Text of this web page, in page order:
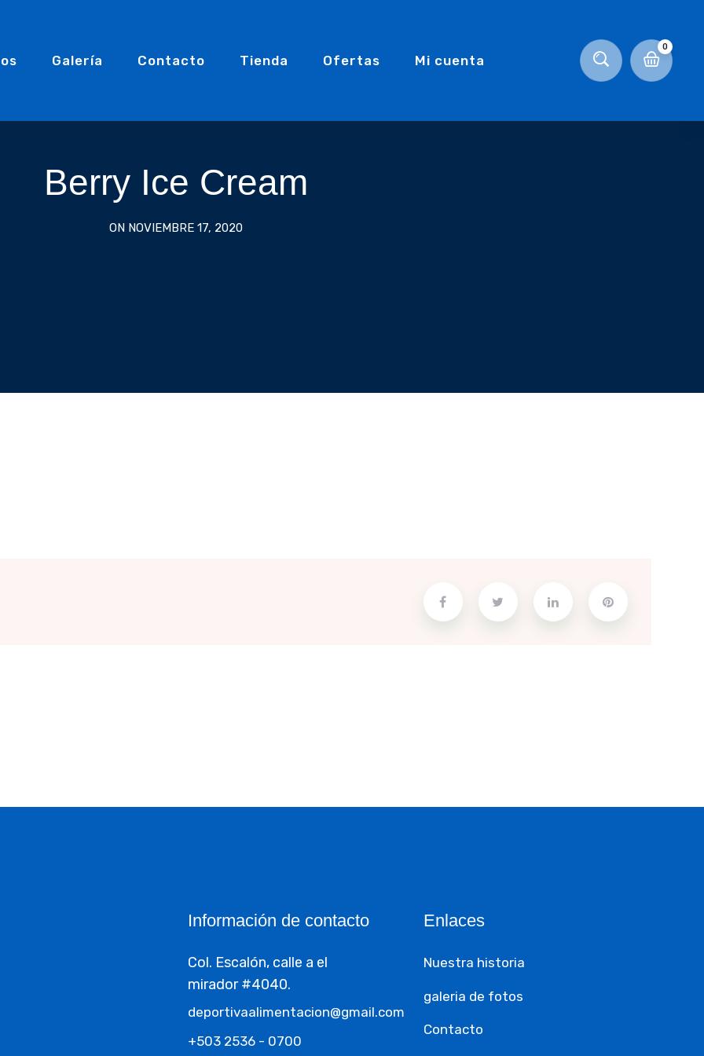
Galería Contacto Tienda Ofertas Mi cuenta
0
Berry Ice Cream
ON NOVIEMBRE 17, 2020
Información de contacto
Col. Escalón, calle a el
mirador #4040.
deportivaalimentacion@gmail.com
+503 2536 - 0700
Enlaces
Nuestra historia
galeria de fotos
Contacto